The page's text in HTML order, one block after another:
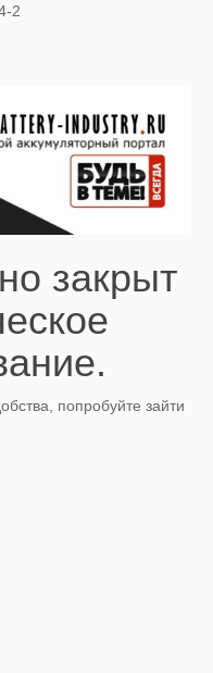
2
закрыт
попробуйте зайти